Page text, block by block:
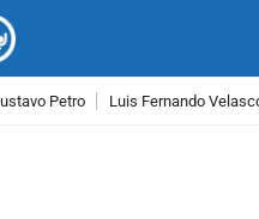
Petro Luis Fernando